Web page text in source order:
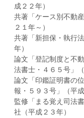
成２２年）
共著「ケース別不動
２１年～）
共著「新担保・執行
年）
論文「登記制度と不
法書士・４６５号」
論文「印鑑証明書の
報・５９３号」（平成
監修「まる覚え司法
社（平成２３年）